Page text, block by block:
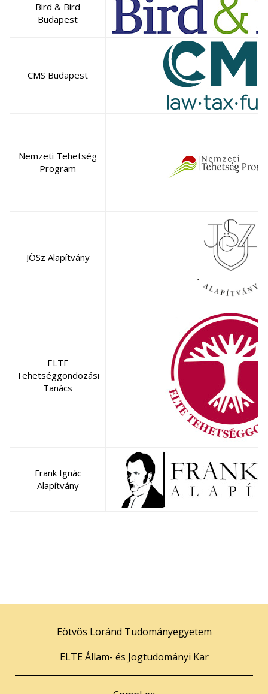
Bird & Bird
Budapest
CMS Budapest
Nemzeti Tehetség
Program
JÖSz Alapítvány
ELTE
Tehetséggondozási
Tanács
Frank Ignác
Alapítvány
Eötvös Loránd Tudományegyetem
ELTE Állam- és Jogtudományi Kar